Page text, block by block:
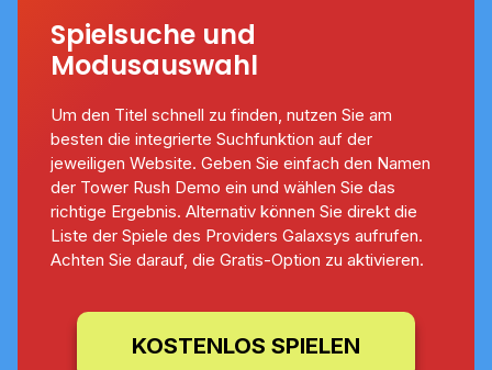
Spielsuche und
Modusauswahl
Um den Titel schnell zu finden, nutzen Sie am
besten die integrierte Suchfunktion auf der
jeweiligen Website. Geben Sie einfach den Namen
der Tower Rush Demo ein und wählen Sie das
richtige Ergebnis. Alternativ können Sie direkt die
Liste der Spiele des Providers Galaxsys aufrufen.
Achten Sie darauf, die Gratis-Option zu aktivieren.
KOSTENLOS SPIELEN